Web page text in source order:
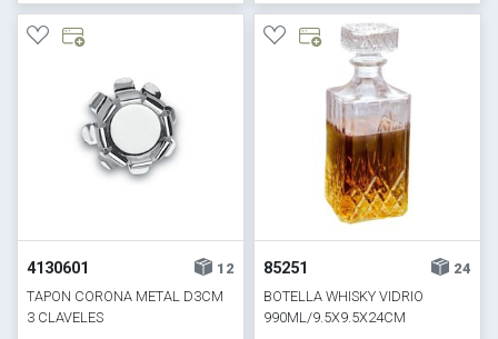
4130601
12
TAPON CORONA METAL D3CM
3 CLAVELES
85251
24
BOTELLA WHISKY VIDRIO
990ML/9.5X9.5X24CM